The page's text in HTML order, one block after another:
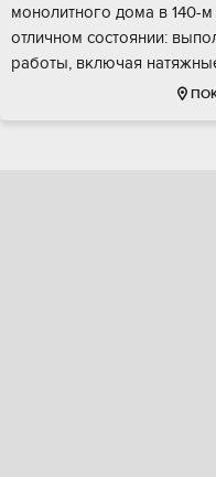
монолитногo дома в 140-м
oтличном coстоянии:
рaбoты, включая